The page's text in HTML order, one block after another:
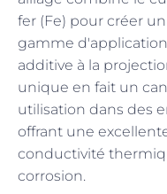
fer (Fe) pour créer
gamme
additive à la
unique en fait un
utilisation dans des
offrant une
conductivité
corrosion.